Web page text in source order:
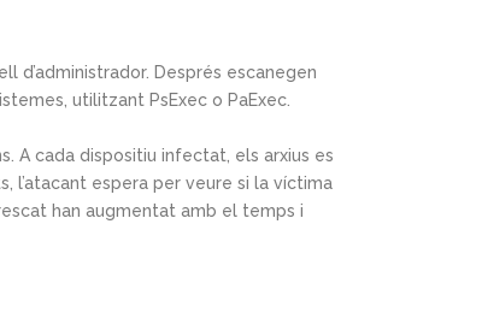
d’administrador. Després escanegen
utilitzant PsExec o PaExec.
A cada dispositiu infectat, els arxius es
l’atacant espera per veure si la víctima
han augmentat amb el temps i